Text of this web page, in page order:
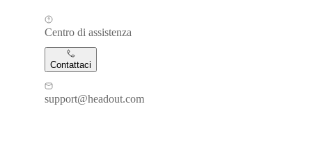
Centro di assistenza
Contattaci
support@headout.com